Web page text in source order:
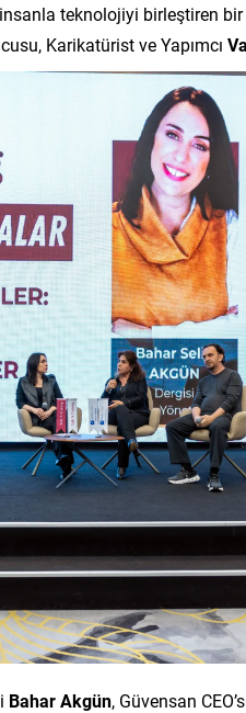
teknolojiyi birleştiren
Karikatürist ve Yapımcı
Bahar Akgün, Güvensan